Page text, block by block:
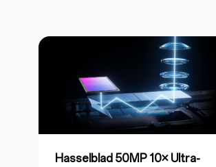
Hasselblad 50MP 10× Ultra-